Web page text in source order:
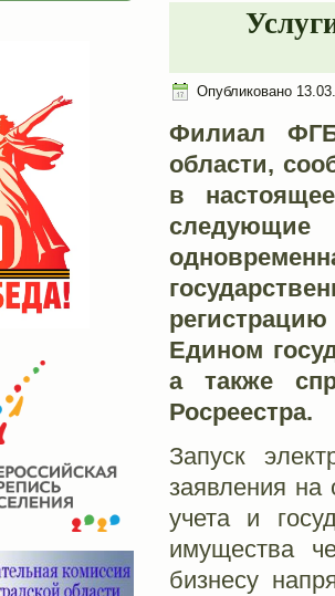
Опубликовано
Филиал
области,
в
регистрацию
Едином
а также
Росреестра.
Запуск
заявления на
учета и
имущества
бизнесу